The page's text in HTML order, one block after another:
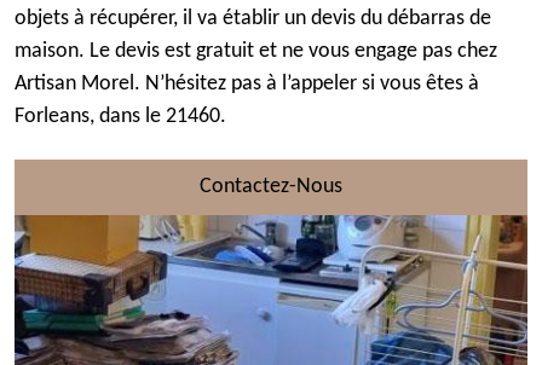
objets à récupérer, il va établir un devis du débarras de
maison. Le devis est gratuit et ne vous engage pas chez
Artisan Morel. N’hésitez pas à l’appeler si vous êtes à
Forleans, dans le 21460.
Contactez-Nous